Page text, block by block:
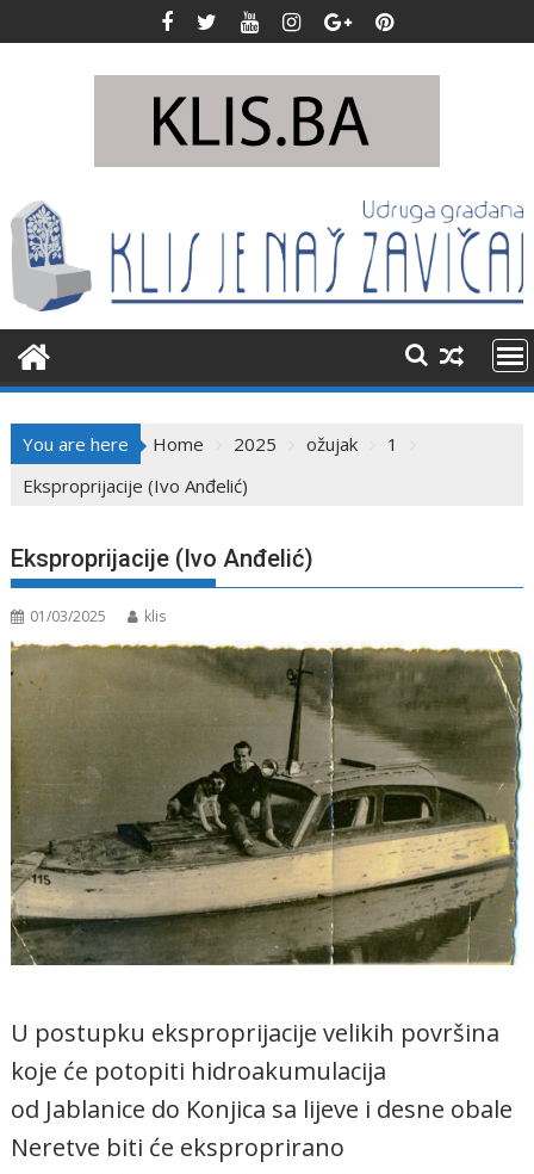
to
You are here Home 2025 ožujak
1
Eksproprijacije (Ivo Anđelić)
Eksproprijacije (Ivo Anđelić)
01/03/2025 klis
U postupku eksproprijacije velikih površina
koje će potopiti hidroakumulacija
od Jablanice do Konjica sa lijeve i desne obale
Neretve biti će eksproprirano